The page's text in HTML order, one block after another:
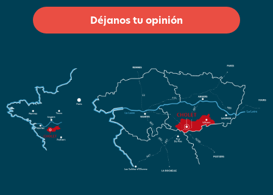
Déjanos tu opinión